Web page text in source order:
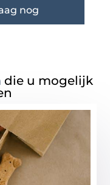
nog
die u mogelijk